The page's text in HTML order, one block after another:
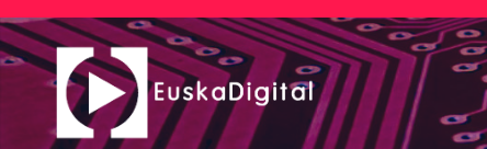
Saltar
al
contenido